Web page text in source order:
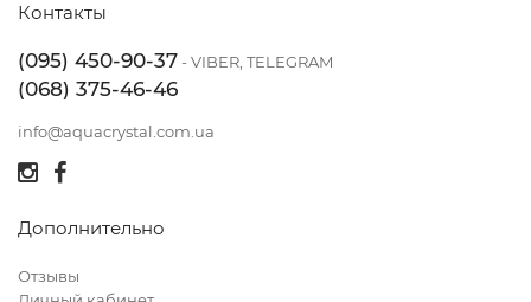
Контакты
(095) 450-90-37- VIBER, TELEGRAM
(068) 375-46-46
info@aquacrystal.com.ua
Дополнительно
Отзывы